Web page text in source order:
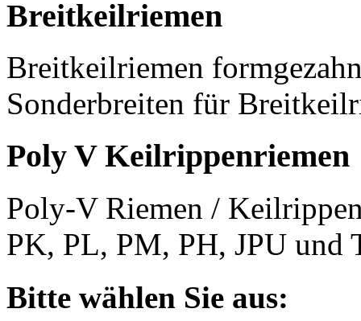
Breitkeilriemen
Breitkeilriemen
Sonderbreiten für
Poly V Keilrippenriemen
Poly-V Riemen /
PK, PL, PM, PH, JPU und
Bitte wählen Sie aus: